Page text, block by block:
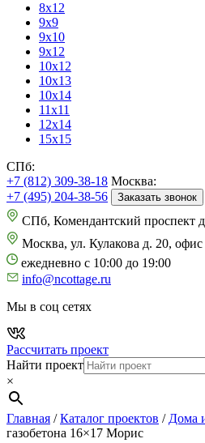
8х12
9х9
9х10
9х12
10х12
10х13
10х14
11х11
12х14
15х15
СПб:
+7 (812) 309-38-18 Москва:
+7 (495) 204-38-56
Заказать звонок
СПб, Комендантский проспект
Москва, ул. Кулакова д. 20, офис
ежедневно с 10:00 до 19:00
info@ncottage.ru
Мы в соц сетях
Рассчитать проект
Найти проект
×
Главная /Каталог проектов / Дома
газобетона 16×17 Морис